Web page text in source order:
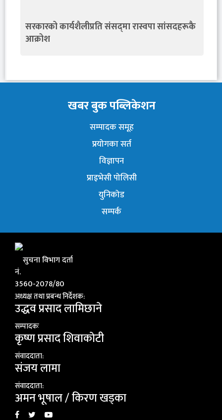
सरकारको कार्यशैलीप्रति संसद्‍मा रास्वपा सांसदहरूकै
आक्रोश
खबर बुक पब्लिकेशन
सम्पादक समूह
प्रयोगका सर्त
विज्ञापन
प्राइभेसी पोलिसी
युनिकोड
सम्पर्क
सुचना विभाग दर्ता
नं.
3560-2078/80
अध्यक्ष तथा प्रबन्ध निर्देशक:
उद्धव प्रसाद लामिछाने
सम्पादकः
कृष्ण प्रसाद शिवाकाेटी
संवाददाता:
संजय लामा
संवाददाता:
अमन भूषाल / किरण खड्का